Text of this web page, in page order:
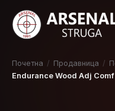
Почетна / Продавница /
Endurance Wood Adj